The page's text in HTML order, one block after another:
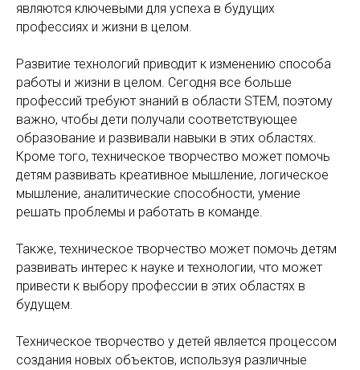
являются ключевыми для успеха в будущих
профессиях и жизни в целом.
Развитие технологий приводит к изменению способа
работы и жизни в целом. Сегодня все больше
профессий требуют знаний в области STEM, поэтому
важно, чтобы дети получали соответствующее
образование и развивали навыки в этих областях.
Кроме того, техническое творчество может помочь
детям развивать креативное мышление, логическое
мышление, аналитические способности, умение
решать проблемы и работать в команде.
Также, техническое творчество может помочь детям
развивать интерес к науке и технологии, что может
привести к выбору профессии в этих областях в
будущем.
Техническое творчество у детей является процессом
создания новых объектов, используя различные